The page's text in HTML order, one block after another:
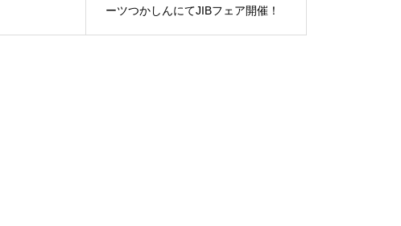
ーツつかしんにてJIBフェア開催！